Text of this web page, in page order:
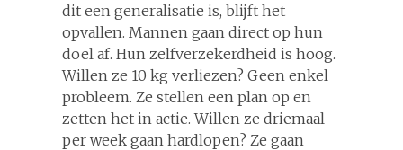
dit een generalisatie is, blijft het
opvallen. Mannen gaan direct op hun
doel af. Hun zelfverzekerdheid is hoog.
Willen ze 10 kg verliezen? Geen enkel
probleem. Ze stellen een plan op en
zetten het in actie. Willen ze driemaal
per week gaan hardlopen? Ze gaan